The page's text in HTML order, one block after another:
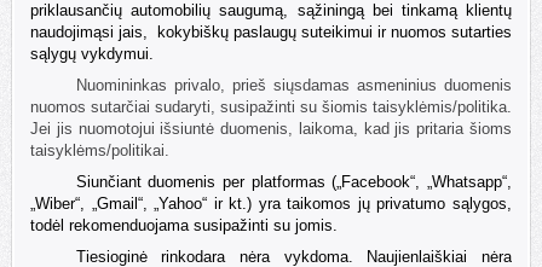
priklausančių automobilių saugumą, sąžiningą bei tinkamą klientų
naudojimąsi jais,
kokybiškų paslaugų suteikimui ir nuomos sutarties
sąlygų vykdymui.
Nuomininkas privalo, prieš siųsdamas asmeninius duomenis
nuomos sutarčiai sudaryti, susipažinti su šiomis taisyklėmis/politika.
Jei jis nuomotojui išsiuntė duomenis, laikoma, kad jis pritaria šioms
taisyklėms/politikai.
Siunčiant duomenis per platformas („Facebook“, „Whatsapp“,
„Wiber“, „Gmail“, „Yahoo“ ir kt.) yra taikomos jų privatumo sąlygos,
todėl rekomenduojama susipažinti su jomis.
Tiesioginė rinkodara nėra vykdoma. Naujienlaiškiai nėra